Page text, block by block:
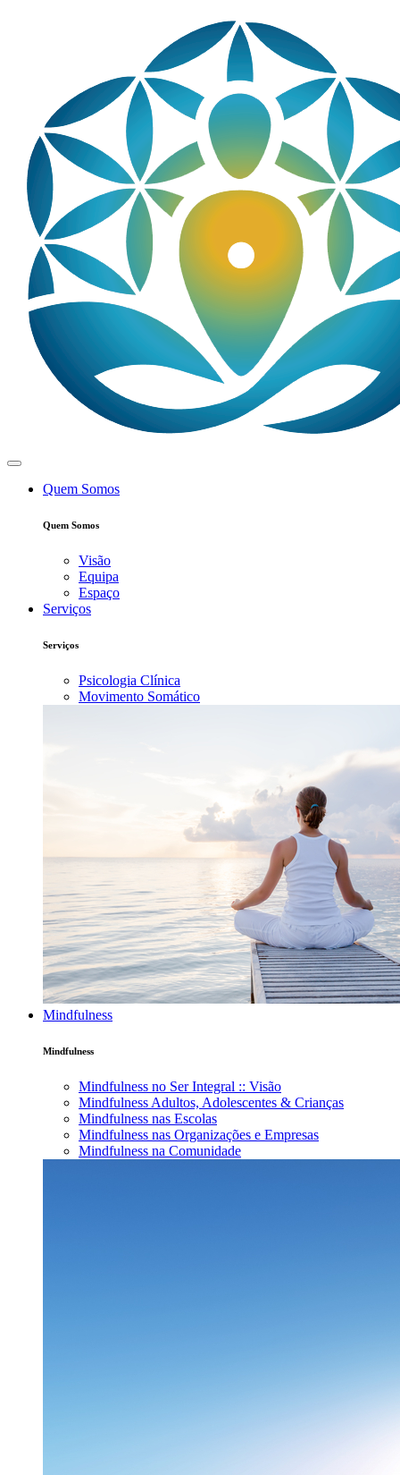
Quem Somos
Quem Somos
Visão
Equipa
Espaço
Serviços
Serviços
Psicologia Clínica
Movimento Somático
Mindfulness
Mindfulness
Mindfulness no Ser Integral :: Visão
Mindfulness Adultos, Adolescentes & Crianças
Mindfulness nas Escolas
Mindfulness nas Organizações e Empresas
Mindfulness na Comunidade